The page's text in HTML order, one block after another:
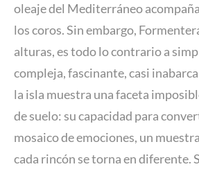
oleaje del Mediterráneo
los coros. Sin embargo,
alturas, es todo lo contrario a
compleja, fascinante, casi
la isla muestra una faceta
de suelo: su capacidad para
mosaico de emociones, un
cada rincón se torna en diferente.